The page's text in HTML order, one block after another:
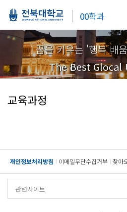
00학과
꿈을 키우는 '행복 배
The Best
교육과정
개인정보처리방침 이메일무단수집거부 찾아